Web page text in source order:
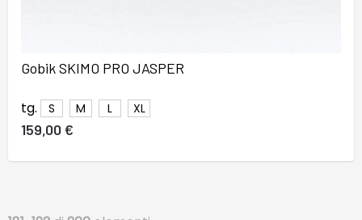
Gobik SKIMO PRO JASPER
tg. S M L XL
159,00 €